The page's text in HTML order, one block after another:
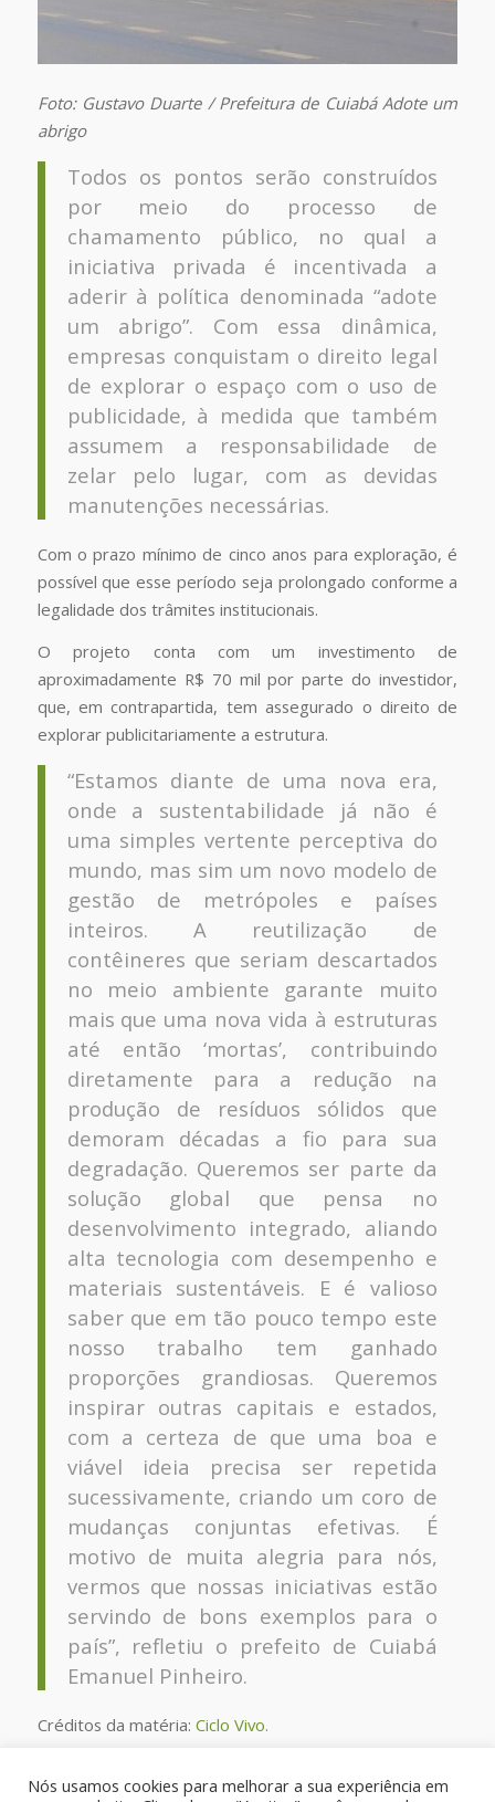
Foto: Gustavo Duarte / Prefeitura de Cuiabá Adote um
abrigo
Todos os pontos serão construídos
por meio do processo de
chamamento público, no qual a
iniciativa privada é incentivada a
aderir à política denominada “adote
um abrigo”. Com essa dinâmica,
empresas conquistam o direito legal
de explorar o espaço com o uso de
publicidade, à medida que também
assumem a responsabilidade de
zelar pelo lugar, com as devidas
manutenções necessárias.
Com o prazo mínimo de cinco anos para exploração, é
possível que esse período seja prolongado conforme a
legalidade dos trâmites institucionais.
O projeto conta com um investimento de
aproximadamente R$ 70 mil por parte do investidor,
que, em contrapartida, tem assegurado o direito de
explorar publicitariamente a estrutura.
“Estamos diante de uma nova era,
onde a sustentabilidade já não é
uma simples vertente perceptiva do
mundo, mas sim um novo modelo de
gestão de metrópoles e países
inteiros. A reutilização de
contêineres que seriam descartados
no meio ambiente garante muito
mais que uma nova vida à estruturas
até então ‘mortas’, contribuindo
diretamente para a redução na
produção de resíduos sólidos que
demoram décadas a fio para sua
degradação. Queremos ser parte da
solução global que pensa no
desenvolvimento integrado, aliando
alta tecnologia com desempenho e
materiais sustentáveis. E é valioso
saber que em tão pouco tempo este
nosso trabalho tem ganhado
proporções grandiosas. Queremos
inspirar outras capitais e estados,
com a certeza de que uma boa e
viável ideia precisa ser repetida
sucessivamente, criando um coro de
mudanças conjuntas efetivas. É
motivo de muita alegria para nós,
vermos que nossas iniciativas estão
servindo de bons exemplos para o
país”, refletiu o prefeito de Cuiabá
Emanuel Pinheiro.
Créditos da matéria: Ciclo Vivo.
Nós usamos cookies para melhorar a sua experiência em